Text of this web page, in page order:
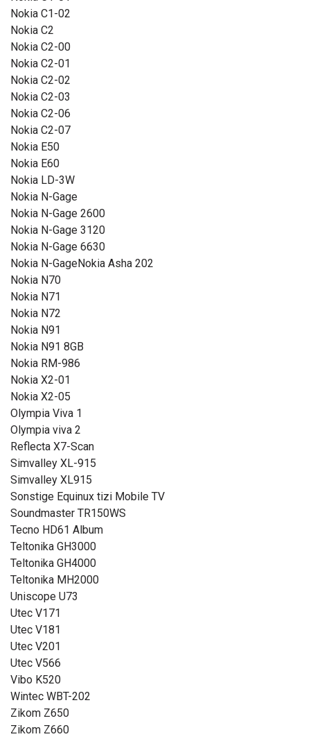
Nokia C1-02
Nokia C2
Nokia C2-00
Nokia C2-01
Nokia C2-02
Nokia C2-03
Nokia C2-06
Nokia C2-07
Nokia E50
Nokia E60
Nokia LD-3W
Nokia N-Gage
Nokia N-Gage 2600
Nokia N-Gage 3120
Nokia N-Gage 6630
Nokia N-GageNokia Asha 202
Nokia N70
Nokia N71
Nokia N72
Nokia N91
Nokia N91 8GB
Nokia RM-986
Nokia X2-01
Nokia X2-05
Olympia Viva 1
Olympia viva 2
Reflecta X7-Scan
Simvalley XL-915
Simvalley XL915
Sonstige Equinux tizi Mobile TV
Soundmaster TR150WS
Tecno HD61 Album
Teltonika GH3000
Teltonika GH4000
Teltonika MH2000
Uniscope U73
Utec V171
Utec V181
Utec V201
Utec V566
Vibo K520
Wintec WBT-202
Zikom Z650
Zikom Z660